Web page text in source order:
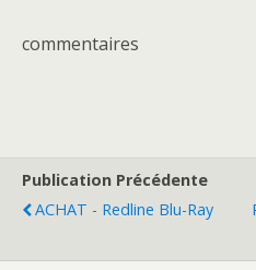
commentaires
Publication Précédente
ACHAT - Redline Blu-Ray